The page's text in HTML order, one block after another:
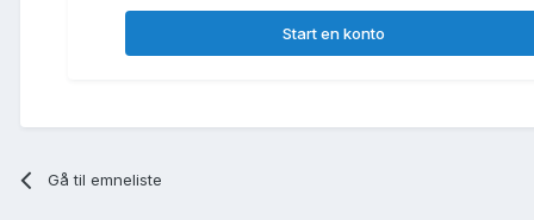
Start en konto
Gå til emneliste